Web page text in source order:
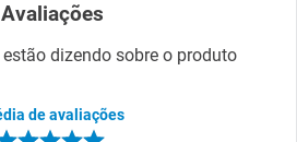
Avaliações
dizendo sobre o produto
de avaliações